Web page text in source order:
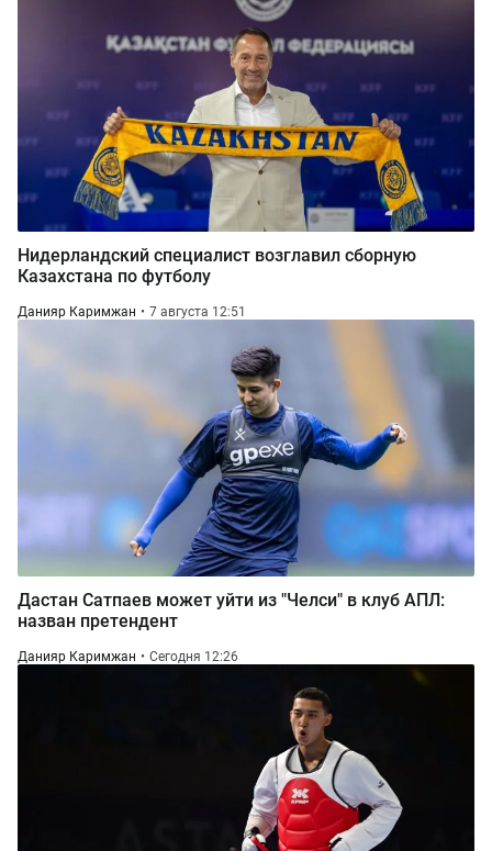
Нидерландский специалист возглавил сборную
Казахстана по футболу
Данияр Каримжан 7 августа 12:51
Дастан Сатпаев может уйти из "Челси" в клуб АПЛ:
назван претендент
Данияр Каримжан Сегодня 12:26